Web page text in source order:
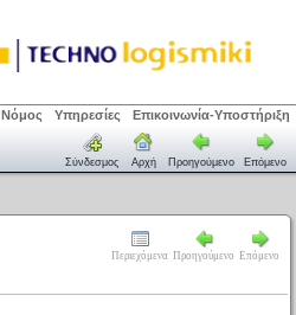
Νόμος Υπηρεσίες Επικοινωνία-Υποστήριξη
Σύνδεσμος Αρχή Προηγούμενο Επόμενο